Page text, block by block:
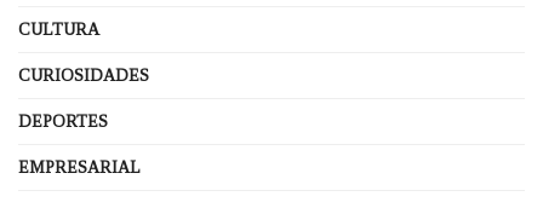
CULTURA
CURIOSIDADES
DEPORTES
EMPRESARIAL